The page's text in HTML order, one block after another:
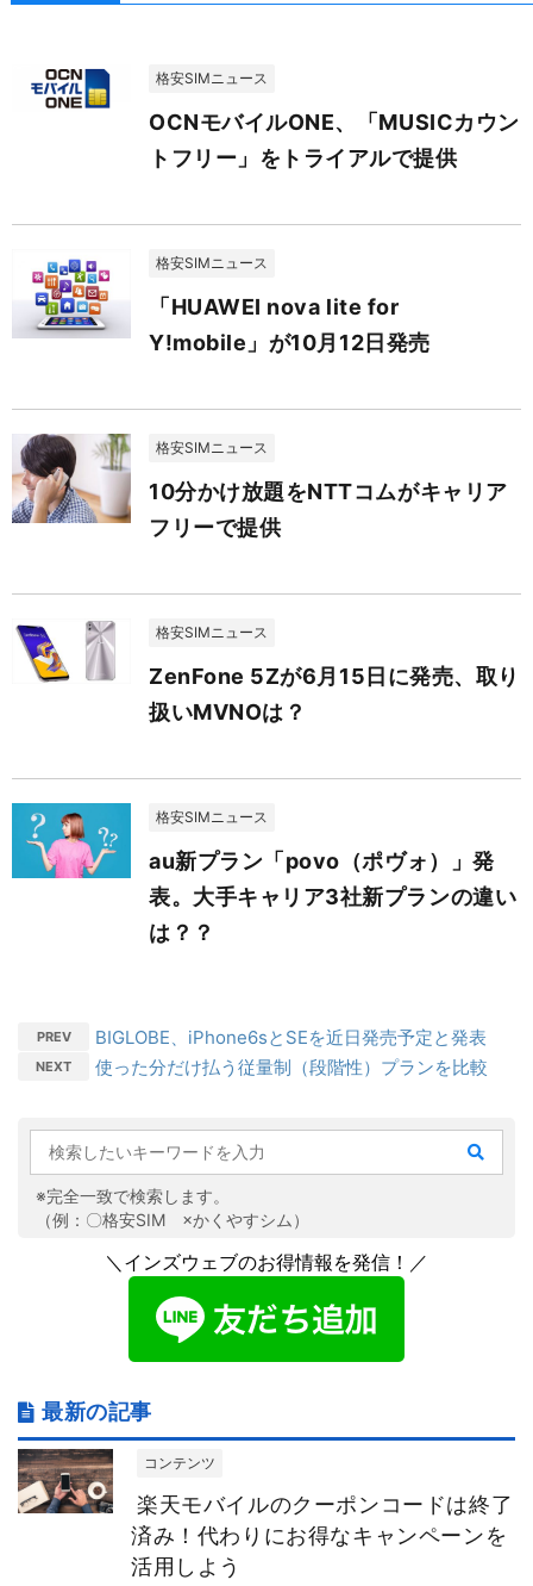
格安SIMニュース
OCNモバイルONE、「MUSICカウン
トフリー」をトライアルで提供
格安SIMニュース
「HUAWEI nova lite for
Y!mobile」が10月12日発売
格安SIMニュース
10分かけ放題をNTTコムがキャリア
フリーで提供
格安SIMニュース
ZenFone 5Zが6月15日に発売、取り
扱いMVNOは？
格安SIMニュース
au新プラン「povo（ポヴォ）」発
表。大手キャリア3社新プランの違い
は？？
PREV BIGLOBE、iPhone6sとSEを近日発売予定と発表
NEXT 使った分だけ払う従量制（段階性）プランを比較
※完全一致で検索します。
（例：〇格安SIM ×かくやすシム）
＼インズウェブのお得情報を発信！／
最新の記事
コンテンツ
楽天モバイルのクーポンコードは終了
済み！代わりにお得なキャンペーンを
活用しよう